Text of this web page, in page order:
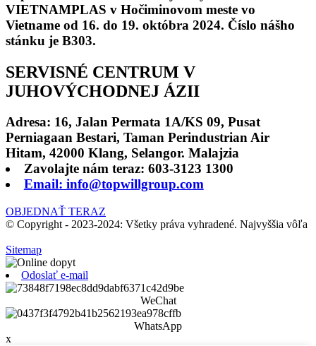
VIETNAMPLAS v Hočiminovom meste vo
Vietname od 16. do 19. októbra 2024. Číslo nášho
stánku je B303.
SERVISNÉ CENTRUM V
JUHOVÝCHODNEJ ÁZII
Adresa: 16, Jalan Permata 1A/KS 09, Pusat
Perniagaan Bestari, Taman Perindustrian Air
Hitam, 42000 Klang, Selangor. Malajzia
Zavolajte nám teraz: 603-3123 1300
Email: info@topwillgroup.com
OBJEDNAŤ TERAZ
© Copyright - 2023-2024: Všetky práva vyhradené. Najvyššia vôľa
Sitemap
Odoslať e-mail
WeChat
WhatsApp
x